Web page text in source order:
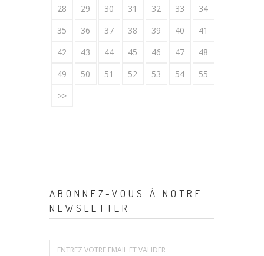
28
29 30 31 32 33
34
35
36 37 38 39 40
41
42
43 44 45 46 47
48
49
50 51 52 53 54
55
>>
ABONNEZ-VOUS À NOTRE
NEWSLETTER